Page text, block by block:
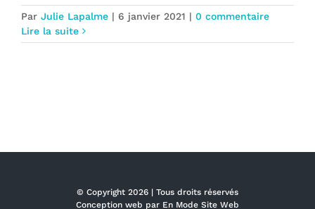
Par Julie Lapalme | 6 janvier 2021 | 0 commentaire
Lire la suite
© Copyright 2026 | Tous droits réservés
Conception web par En Mode Site Web